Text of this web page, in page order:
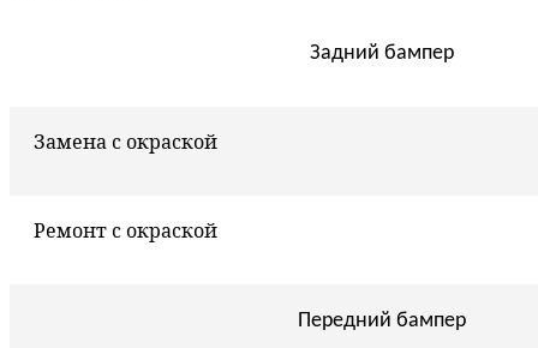
Задний бампер
Замена с окраской
Ремонт с окраской
Передний бампер